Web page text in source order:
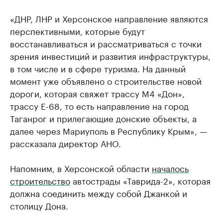
«ДНР, ЛНР и Херсонское направление являются
перспективными, которые будут
восстанавливаться и рассматриваться с точки
зрения инвестиций и развития инфраструктуры,
в том числе и в сфере туризма. На данный
момент уже объявлено о строительстве новой
дороги, которая свяжет трассу М4 «Дон»,
трассу Е-68, то есть направление на город
Таганрог и прилегающие донские объекты, а
далее через Мариуполь в Республику Крым», —
рассказала директор АНО.
Напомним, в Херсонской области началось
строительствоавтострады «Таврида-2», которая
должна соединить между собой Джанкой и
столицу Дона.